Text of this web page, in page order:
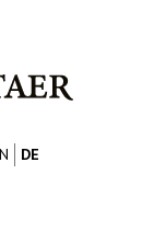
DE